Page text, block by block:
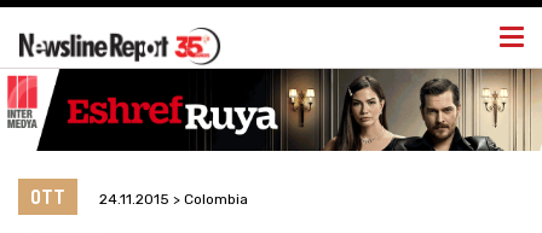
OTT 24.11.2015 > Colombia